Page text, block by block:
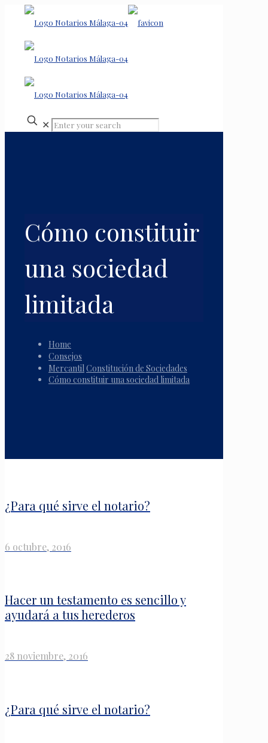
✕
Cómo constituir
una sociedad
limitada
Home
Consejos
Mercantil Constitución de Sociedades
Cómo constituir una sociedad limitada
¿Para qué sirve el notario?
6 octubre, 2016
Hacer un testamento es sencillo y
ayudará a tus herederos
28 noviembre, 2016
¿Para qué sirve el notario?